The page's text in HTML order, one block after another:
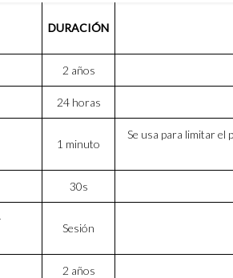
DURACIÓN
2 años
24 horas
1 minuto
Se usa para limitar el
30s
Sesión
2 años